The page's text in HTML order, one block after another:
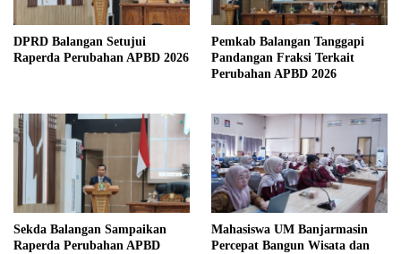
DPRD Balangan Setujui
Raperda Perubahan APBD 2026
Pemkab Balangan Tanggapi
Pandangan Fraksi Terkait
Perubahan APBD 2026
Sekda Balangan Sampaikan
Raperda Perubahan APBD
Mahasiswa UM Banjarmasin
Percepat Bangun Wisata dan